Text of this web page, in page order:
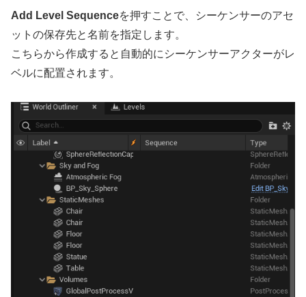
Add Level Sequenceを押すことで、シーケンサーのアセ
ットの保存先と名前を指定します。
こちらから作成すると自動的にシーケンサーアクターがレ
ベルに配置されます。